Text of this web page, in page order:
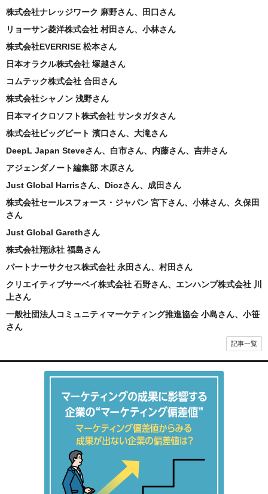
株式会社ナレッジワーク 麻野さん、田口さん
リョーサン菱洋株式会社 村田さん、小林さん
株式会社EVERRISE 松本さん
日本オラクル株式会社 塚越さん
コムテック株式会社 合田さん
株式会社シャノン 浅野さん
日本マイクロソフト株式会社 サンタガタさん
株式会社ビッグビート 濱口さん、大滝さん
DeepL Japan Steveさん、白市さん、内藤さん、吉井さん
アジェンダノート編集部 木原さん
Just Global Harrisさん、Diozさん、成田さん
株式会社セールスフォース・ジャパン 宮下さん、小林さん、久保田
さん
Just Global Garethさん
株式会社翔泳社 福島さん
パートナーサクセス株式会社 永田さん、村田さん
クリエイティブサーベイ株式会社 石野さん、エンハンプ株式会社 川
上さん
一般社団法人コミュニティマーケティング推進協会 小島さん、小笹
さん
記事一覧